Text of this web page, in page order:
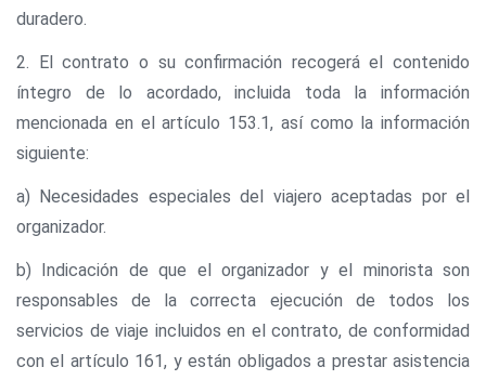
duradero.
2. El contrato o su confirmación recogerá el contenido
íntegro de lo acordado, incluida toda la información
mencionada en el artículo 153.1, así como la información
siguiente:
a) Necesidades especiales del viajero aceptadas por el
organizador.
b) Indicación de que el organizador y el minorista son
responsables de la correcta ejecución de todos los
servicios de viaje incluidos en el contrato, de conformidad
con el artículo 161, y están obligados a prestar asistencia